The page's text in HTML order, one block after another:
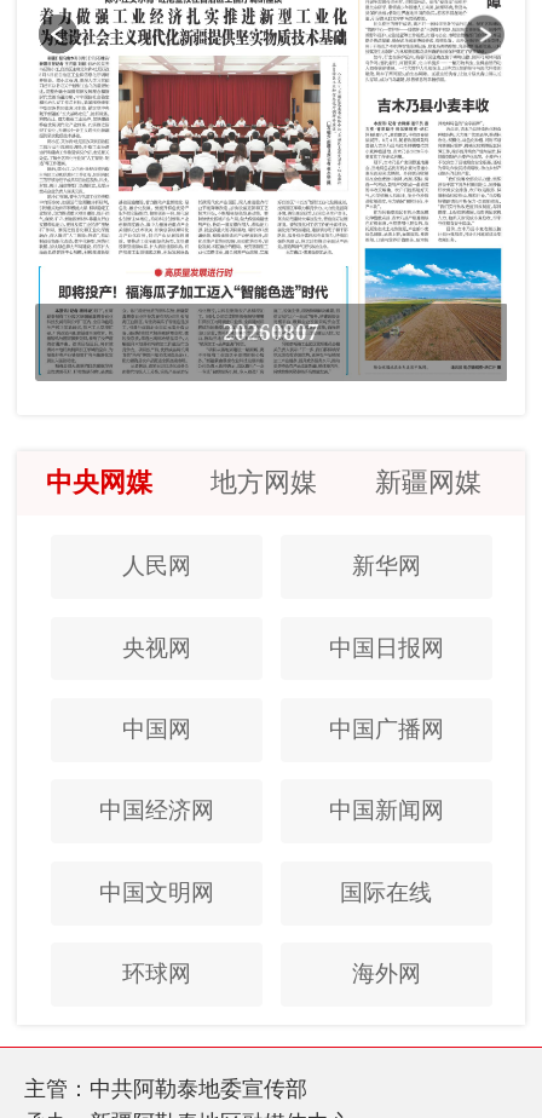
20260807
中央网媒 地方网媒 新疆网媒
人民网 新华网
央视网 中国日报网
中国网 中国广播网
中国经济网 中国新闻网
中国文明网 国际在线
环球网 海外网
主管：中共阿勒泰地委宣传部